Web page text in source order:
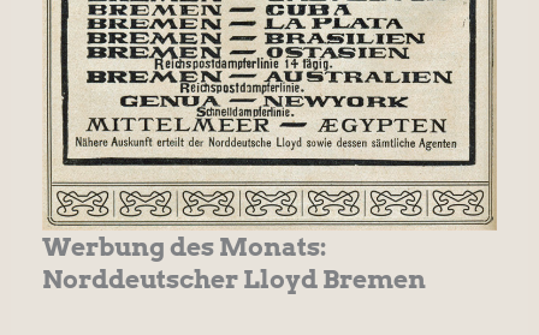
Werbung des Monats:
Norddeutscher Lloyd Bremen